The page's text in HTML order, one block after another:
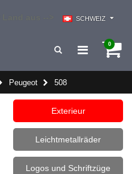
SCHWEIZ
0
Peugeot 508
Exterieur
Leichtmetallräder
Logos und Schriftzüge